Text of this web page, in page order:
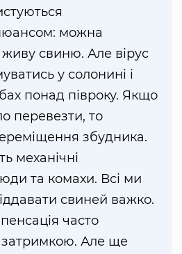
можна
живу свиню. Але вірус
у солонині і
понад півроку. Якщо
перевезти, то
збудника.
механічні
та комахи. Всі ми
свиней важко.
часто
затримкою. Але ще